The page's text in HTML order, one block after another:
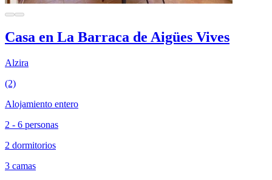
Casa en La Barraca de Aigües Vives
Alzira
(2)
Alojamiento entero
2 - 6 personas
2 dormitorios
3 camas